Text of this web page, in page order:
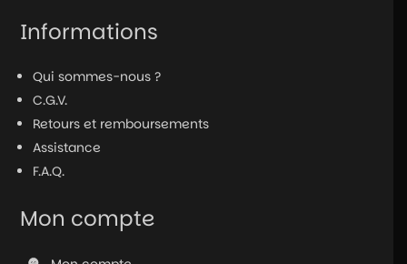
Informations
Qui sommes-nous ?
C.G.V.
Retours et remboursements
Assistance
F.A.Q.
Mon compte